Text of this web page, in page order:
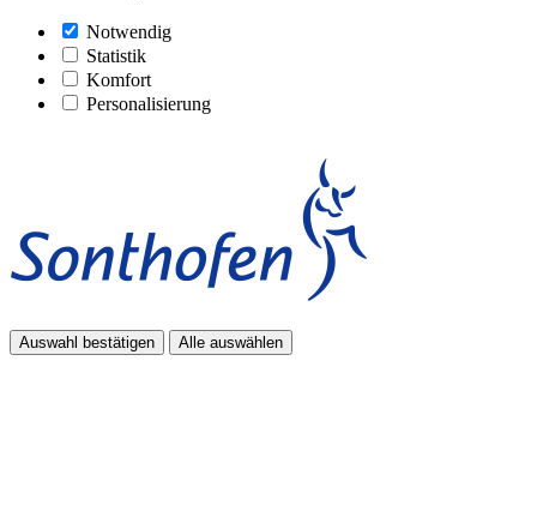
Notwendig
Statistik
Komfort
Personalisierung
Auswahl bestätigen Alle auswählen